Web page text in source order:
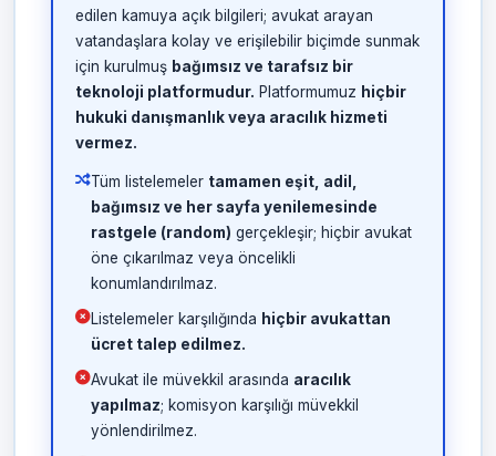
edilen kamuya açık bilgileri; avukat arayan
vatandaşlara kolay ve erişilebilir biçimde sunmak
için kurulmuş bağımsız ve tarafsız bir
teknoloji platformudur. Platformumuz hiçbir
hukuki danışmanlık veya aracılık hizmeti
vermez.
Tüm listelemeler tamamen eşit, adil,
bağımsız ve her sayfa yenilemesinde
rastgele (random) gerçekleşir; hiçbir avukat
öne çıkarılmaz veya öncelikli
konumlandırılmaz.
Listelemeler karşılığında hiçbir avukattan
ücret talep edilmez.
Avukat ile müvekkil arasında aracılık
yapılmaz; komisyon karşılığı müvekkil
yönlendirilmez.